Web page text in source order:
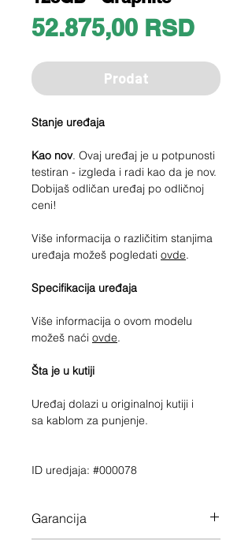
52.875,00 RSDPrice
Prodat
Stanje uređaja
Kao nov. Ovaj uređaj je u potpunosti
testiran - izgleda i radi kao da je nov.
Dobijaš odličan uređaj po odličnoj
ceni!
Više informacija o različitim stanjima
uređaja možeš pogledati ovde.
Specifikacija uređaja
Više informacija o ovom modelu
možeš naći ovde.
Šta je u kutiji
Uređaj dolazi u originalnoj kutiji i
sa kablom za punjenje.
ID uredjaja: #000078
Garancija